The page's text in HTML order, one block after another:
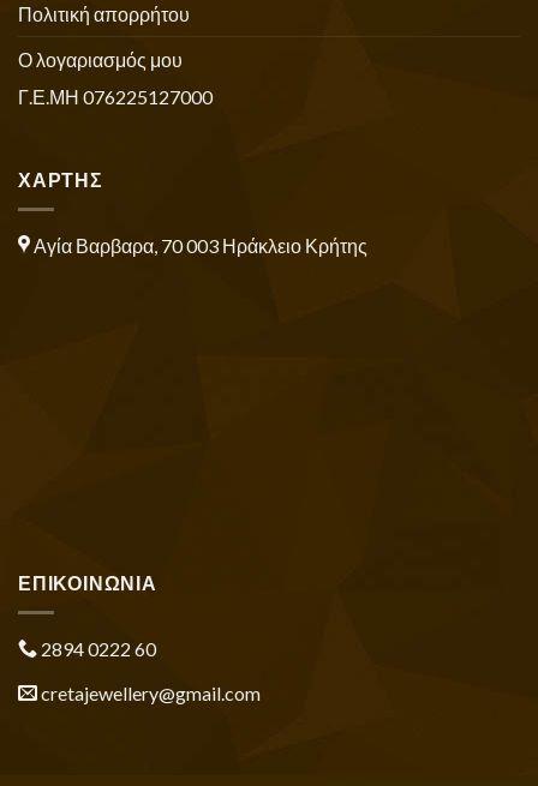
Πολιτική απορρήτου
Ο λογαριασμός μου
Γ.Ε.ΜΗ 076225127000
ΧΑΡΤΗΣ
Αγία Βαρβαρα, 70 003 Ηράκλειο Κρήτης
ΕΠΙΚΟΙΝΩΝΙΑ
2894 0222 60
cretajewellery@gmail.com